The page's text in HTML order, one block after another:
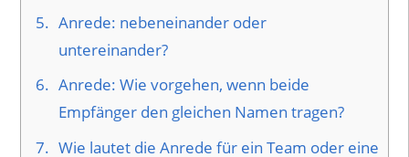
5. Anrede: nebeneinander oder
untereinander?
6. Anrede: Wie vorgehen, wenn beide
Empfänger den gleichen Namen tragen?
7. Wie lautet die Anrede für ein Team oder eine